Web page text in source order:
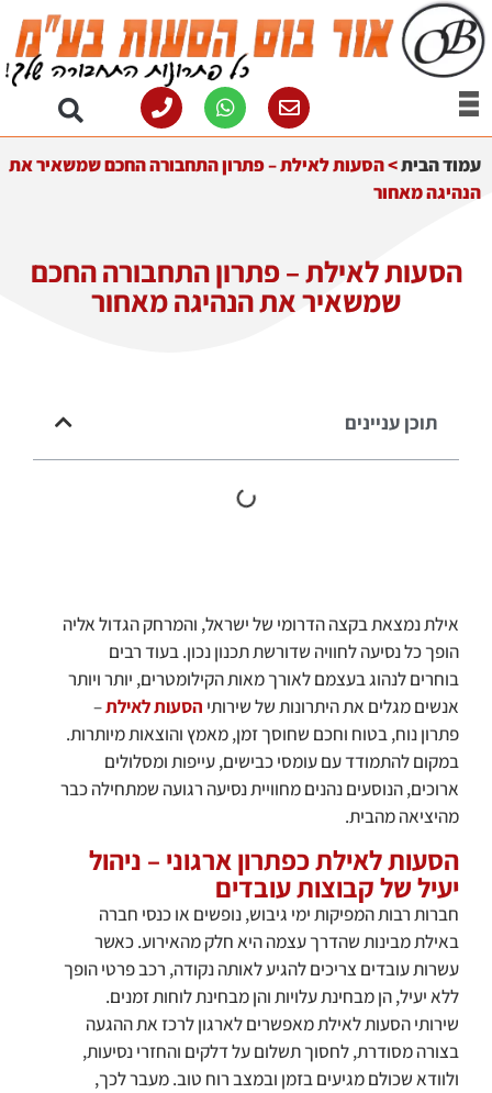
עמוד הבית>הסעות לאילת – פתרון התחבורה החכם שמשאיר את
הנהיגה מאחור
הסעות לאילת – פתרון התחבורה החכם
שמשאיר את הנהיגה מאחור
תוכן עניינים
אילת נמצאת בקצה הדרומי של ישראל, והמרחק הגדול אליה
הופך כל נסיעה לחוויה שדורשת תכנון נכון. בעוד רבים
בוחרים לנהוג בעצמם לאורך מאות הקילומטרים, יותר ויותר
אנשים מגלים את היתרונות של שירותי הסעות לאילת–
פתרון נוח, בטוח וחכם שחוסך זמן, מאמץ והוצאות מיותרות.
במקום להתמודד עם עומסי כבישים, עייפות ומסלולים
ארוכים, הנוסעים נהנים מחוויית נסיעה רגועה שמתחילה כבר
מהיציאה מהבית.
הסעות לאילת כפתרון ארגוני – ניהול
יעיל של קבוצות עובדים
חברות רבות המפיקות ימי גיבוש, נופשים או כנסי חברה
באילת מבינות שהדרך עצמה היא חלק מהאירוע. כאשר
עשרות עובדים צריכים להגיע לאותה נקודה, רכב פרטי הופך
ללא יעיל, הן מבחינת עלויות והן מבחינת לוחות זמנים.
שירותי הסעות לאילת מאפשרים לארגון לרכז את ההגעה
בצורה מסודרת, לחסוך תשלום על דלקים והחזרי נסיעות,
ולוודא שכולם מגיעים בזמן ובמצב רוח טוב. מעבר לכך,